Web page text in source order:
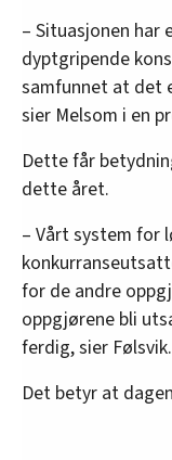
– Situasjonen har
dyptgripende
samfunnet at det
sier Melsom i en
Dette får
dette året.
– Vårt system for
for de andre
oppgjørene bli
ferdig, sier Følsvik.
Det betyr at